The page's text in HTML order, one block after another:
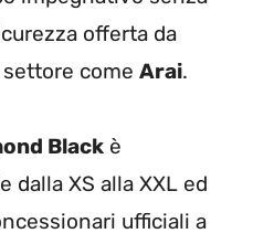
offerta da
settore come Arai.
Black è
dalla XS alla XXL ed
ufficiali a